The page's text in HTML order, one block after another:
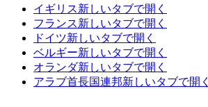
イギリス新しいタブで開く
フランス新しいタブで開く
ドイツ新しいタブで開く
ベルギー新しいタブで開く
オランダ新しいタブで開く
アラブ首長国連邦新しいタブで開く